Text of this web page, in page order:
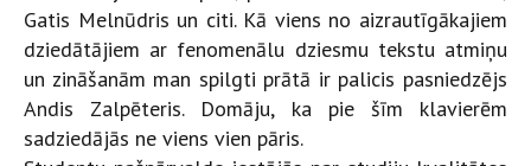
Gatis Melnūdris un citi. Kā viens no aizrautīgākajiem
dziedātājiem ar fenomenālu dziesmu tekstu atmiņu
un zināšanām man spilgti prātā ir palicis pasniedzējs
Andis Zalpēteris. Domāju, ka pie šīm klavierēm
sadziedājās ne viens vien pāris.